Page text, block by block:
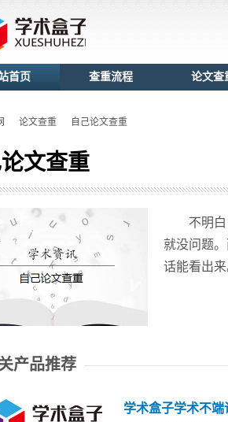
首页 查重流程 论文查
论文查重 自己论文查重
论文查重
不明
就没问题
话能看出
产品推荐
学术盒子学术不